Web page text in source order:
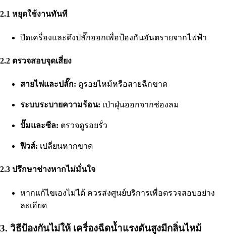
2.1 หยุดใช้งานทันที
ปิดเครื่องและดึงปลั๊กออกเพื่อป้องกันอันตรายจากไฟฟ้า
2.2 ตรวจสอบจุดเสี่ยง
สายไฟและปลั๊ก: ดูรอยไหม้หรือสายฉีกขาด
ระบบระบายความร้อน: เป่าฝุ่นออกจากช่องลม
ปั๊มและซีล: ตรวจดูรอยรั่ว
ฟิวส์: เปลี่ยนหากขาด
2.3 ปรึกษาช่างหากไม่มั่นใจ
หากแก้ไขเองไม่ได้ ควรส่งศูนย์บริการเพื่อตรวจสอบอย่าง
ละเอียด
3. วิธีป้องกันไม่ให้ เครื่องฉีดน้ำแรงดันสูงมีกลิ่นไหม้